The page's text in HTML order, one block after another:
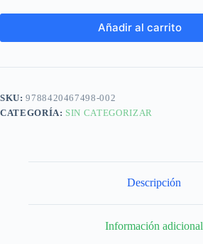
Añadir al carrito
SKU:9788420467498-002
CATEGORÍA: SIN CATEGORIZAR
Descripción
Información adicional